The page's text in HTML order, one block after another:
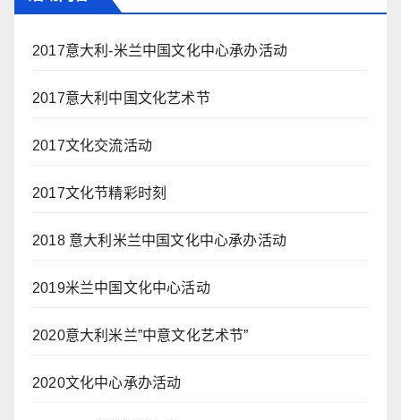
2017意大利-米兰中国文化中心承办活动
2017意大利中国文化艺术节
2017文化交流活动
2017文化节精彩时刻
2018 意大利米兰中国文化中心承办活动
2019米兰中国文化中心活动
2020意大利米兰”中意文化艺术节”
2020文化中心承办活动